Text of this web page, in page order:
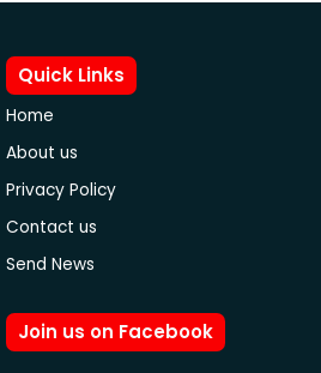
Quick Links
Home
About us
Privacy Policy
Contact us
Send News
Join us on Facebook